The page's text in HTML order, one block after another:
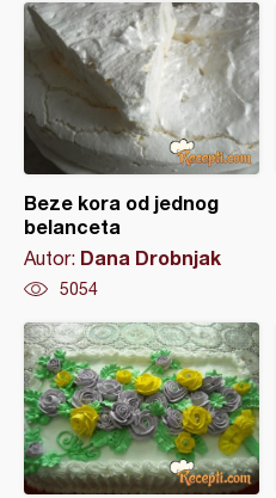
Beze kora od jednog
belanceta
Autor: Dana Drobnjak
5054